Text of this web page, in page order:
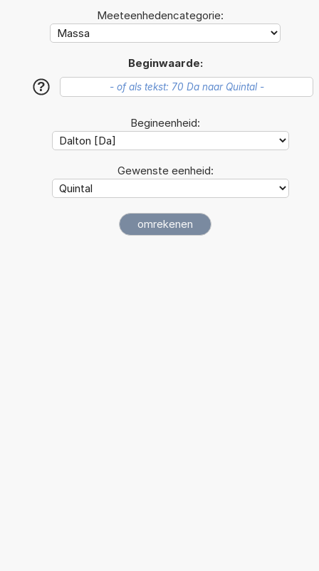
Meeteenhedencategorie:
Beginwaarde:
?
Begineenheid:
Gewenste eenheid: